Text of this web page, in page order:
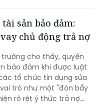
sản bảo đảm:
chủ động trả nợ
cho thấy, quyền
bảo đảm khi được luật
tổ chức tín dụng sửa
trò như một "đòn bẩy
rõ rệt ý thức trả nợ